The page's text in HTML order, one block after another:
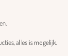
alles is mogelijk.